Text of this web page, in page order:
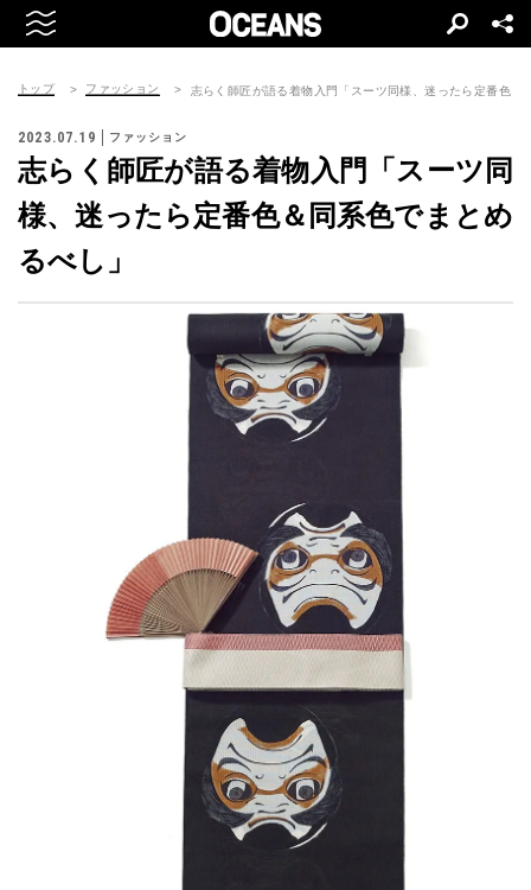
トップ ファッション 志らく師匠が語る着物入門「スーツ同様、迷ったら定番色＆
2023.07.19 ファッション
志らく師匠が語る着物入門「スーツ同
様、迷ったら定番色＆同系色でまとめ
るべし」